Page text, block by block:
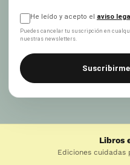
He leído y acepto el aviso
Puedes cancelar tu suscripción en
nuestras newsletters.
Libros
Ediciones